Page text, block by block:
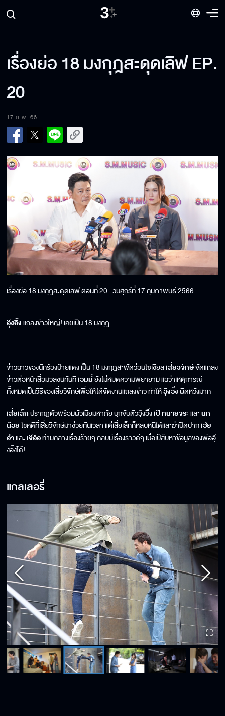
เรื่องย่อ 18 มงกุฎสะดุดเลิฟ EP.
20
17 ก.พ. 66
เรื่องย่อ 18 มงกุฎสะดุดเลิฟ ตอนที่ 20 : วันศุกร์ที่ 17 กุมภาพันธ์ 2566
อุ๊งอิ๊งแถลงข่าวใหญ่! เคยเป็น 18 มงกุฎ
ข่าวฉาวของนักร้องป้ายแดง เป็น 18 มงกุฎสะพัดว่อนโซเชียลเสี่ยวิจักษ์จัดแถลง
ข่าวต่อหน้าสื่อมวลชนทันทีเอมมี่ยังไม่หมดความพยายาม แฉว่าเหตุการณ์
ทั้งหมดเป็นวิธีของเสี่ยวิจักษ์เพื่อให้ได้จัดงานแถลงข่าว ทำให้อุ๊งอิ๊งผิดหวังมาก
เสี่ยเล็กปรากฏตัวพร้อมผัวเมียมหาภัย บุกจับตัวอุ๊งอิ๊งเป้ ทนายจิระและนก
น้อยโชคดีที่เสี่ยวิจักษ์มาช่วยทันเวลา แต่เสี่ยเล็กก็หลบหนีได้และฆ่าปิดปากเฮีย
อ๋าและเจ๊อ้อท่ามกลางเรื่ิองร้ายๆ กลับมีเรื่องราวดีๆ เมื่อเป้สืบหาข้อมูลของพ่ออุ๊
งอิ๊งได้!
แกลเลอรี่